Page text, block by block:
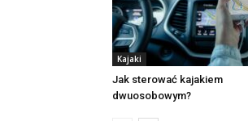
Kajaki
Jak sterować kajakiem
dwuosobowym?